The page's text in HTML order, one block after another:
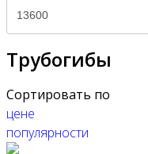
Трубогибы
Сортировать по
цене
популярности